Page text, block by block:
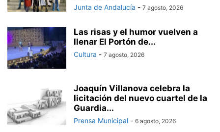
Junta de Andalucía - 7 agosto, 2026
Las risas y el humor vuelven a
llenar El Portón de...
Cultura - 7 agosto, 2026
Joaquín Villanova celebra la
licitación del nuevo cuartel de la
Guardia...
Prensa Municipal - 6 agosto, 2026